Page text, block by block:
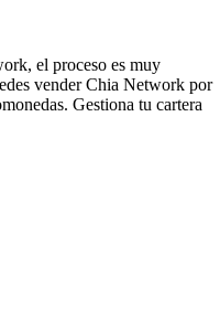
el proceso es muy
vender Chia Network por
Gestiona tu cartera